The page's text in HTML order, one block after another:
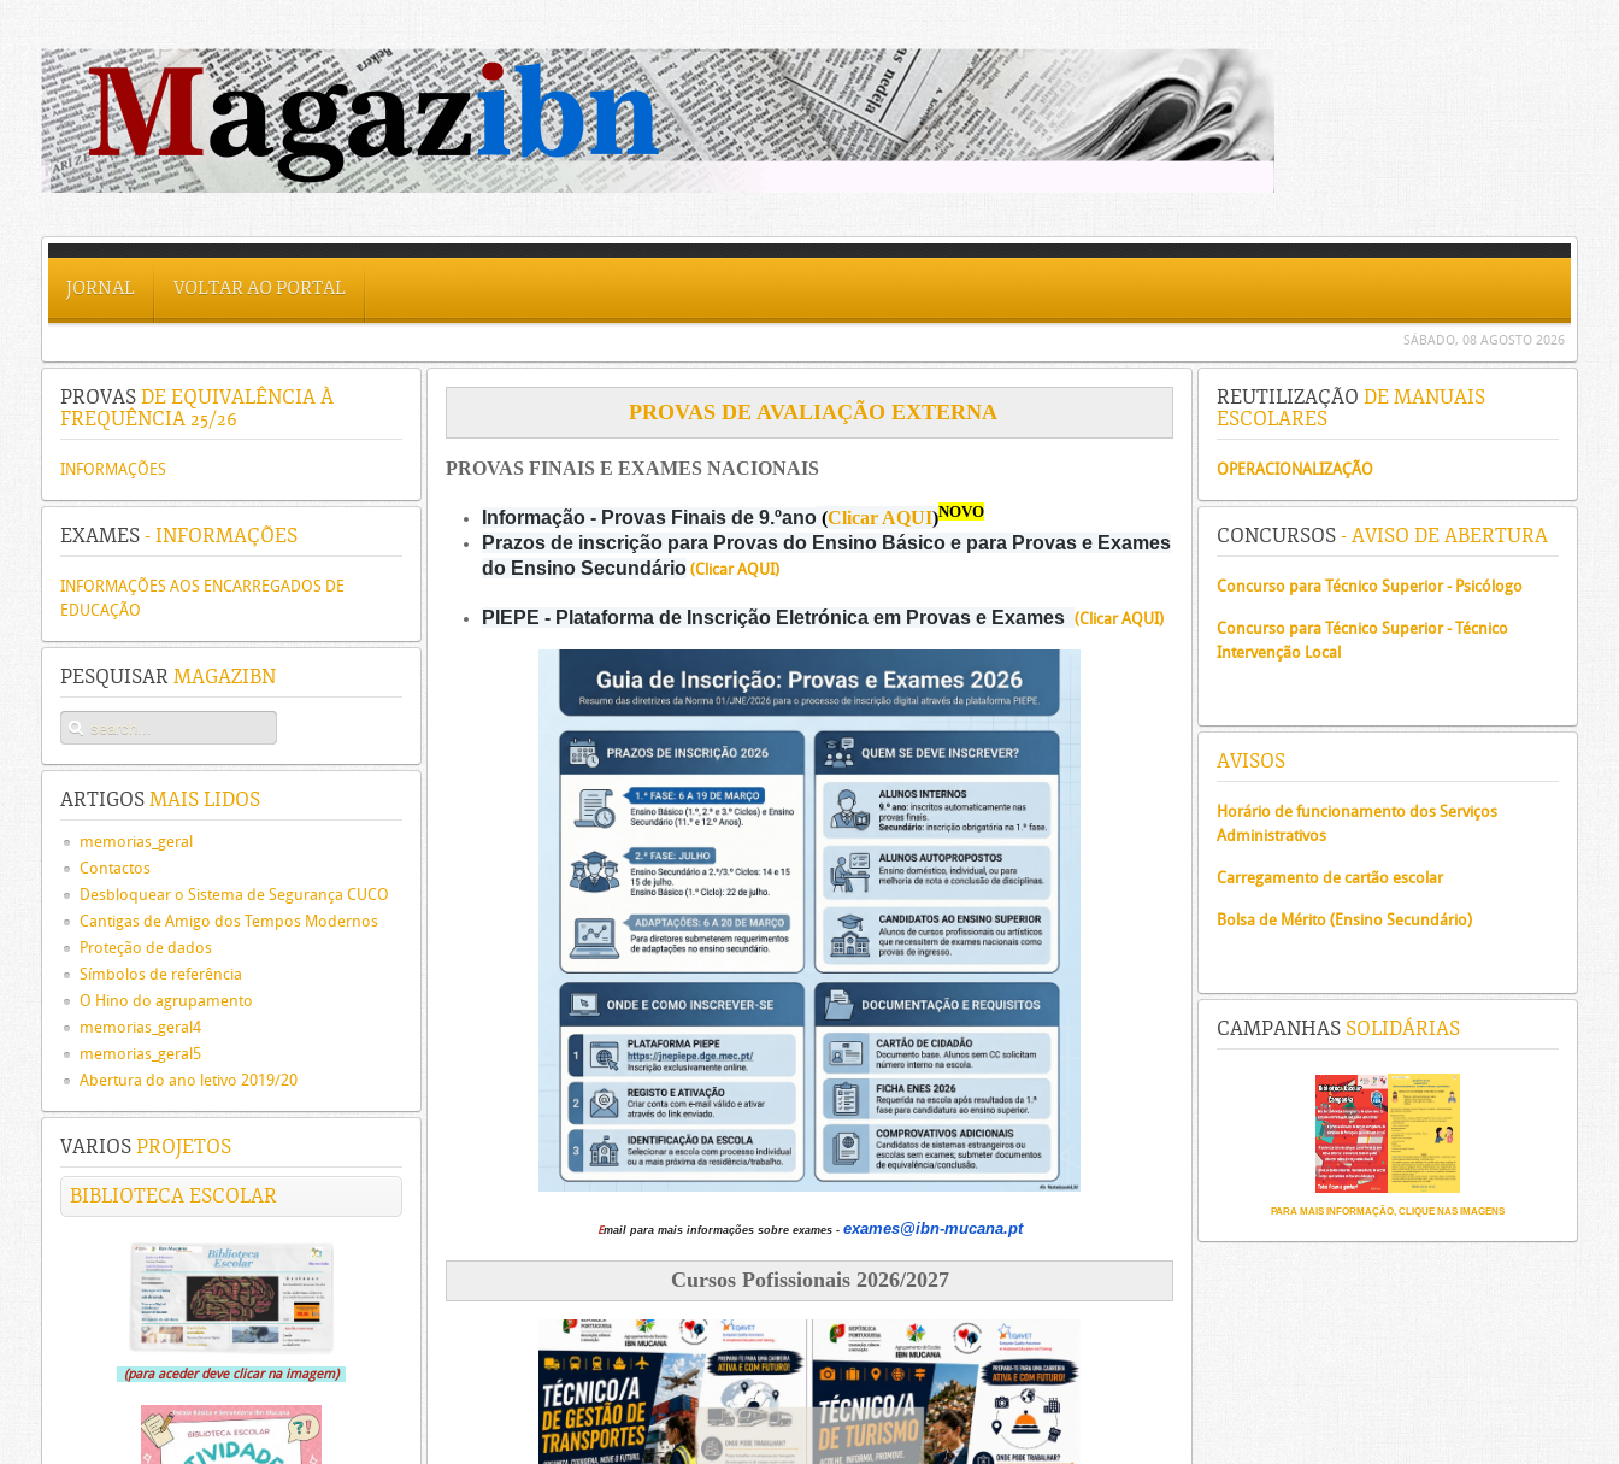
JORNAL VOLTAR AO PORTAL
SÁBADO, 08 AGOSTO 2026
PROVAS DE AVALIAÇÃO EXTERNA
PROVAS FINAIS E EXAMES NACIONAIS
Informação - Provas Finais de 9.ºano (Clicar AQUI)NOVO
Prazos de inscrição para Provas do Ensino Básico e para Provas e Exames
do Ensino Secundário (Clicar AQUI)
PIEPE - Plataforma de Inscrição Eletrónica em Provas e Exames (Clicar AQUI)
Email para mais informações sobre exames - exames@ibn-mucana.pt
Cursos Pofissionais 2026/2027
PROVAS DE EQUIVALÊNCIA À
FREQUÊNCIA 25/26
INFORMAÇÕES
EXAMES - INFORMAÇÕES
INFORMAÇÕES AOS ENCARREGADOS DE
EDUCAÇÃO
PESQUISAR MAGAZIBN
ARTIGOS MAIS LIDOS
memorias_geral
Contactos
Desbloquear o Sistema de Segurança CUCO
Cantigas de Amigo dos Tempos Modernos
Proteção de dados
Símbolos de referência
O Hino do agrupamento
memorias_geral4
memorias_geral5
Abertura do ano letivo 2019/20
VARIOS PROJETOS
BIBLIOTECA ESCOLAR
(para aceder deve clicar na imagem)
REUTILIZAÇÃO DE MANUAIS
ESCOLARES
OPERACIONALIZAÇÃO
CONCURSOS - AVISO DE ABERTURA
Concurso para Técnico Superior - Psicólogo
Concurso para Técnico Superior - Técnico
Intervenção Local
AVISOS
Horário de funcionamento dos Serviços
Administrativos
Carregamento de cartão escolar
Bolsa de Mérito (Ensino Secundário)
CAMPANHAS SOLIDÁRIAS
PARA MAIS INFORMAÇÃO, CLIQUE NAS IMAGENS